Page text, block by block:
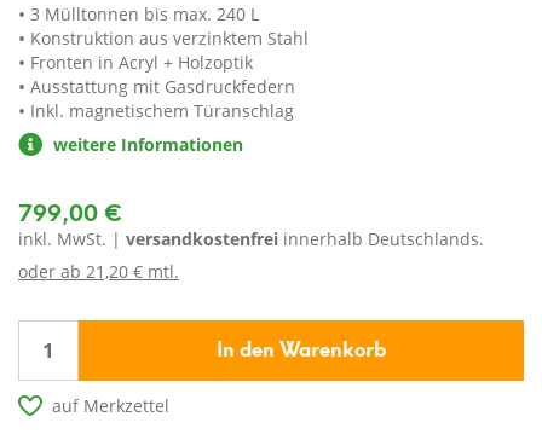
3 Mülltonnen bis max. 240 L
Konstruktion aus verzinktem Stahl
Fronten in Acryl + Holzoptik
Ausstattung mit Gasdruckfedern
Inkl. magnetischem Türanschlag
weitere Informationen
799,00 €
inkl. MwSt. | versandkostenfrei innerhalb Deutschlands.
oder ab 21,20 € mtl.
In den Warenkorb
auf Merkzettel